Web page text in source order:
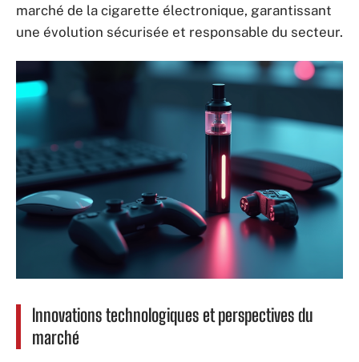
marché de la cigarette électronique, garantissant
une évolution sécurisée et responsable du secteur.
Innovations technologiques et perspectives du
marché